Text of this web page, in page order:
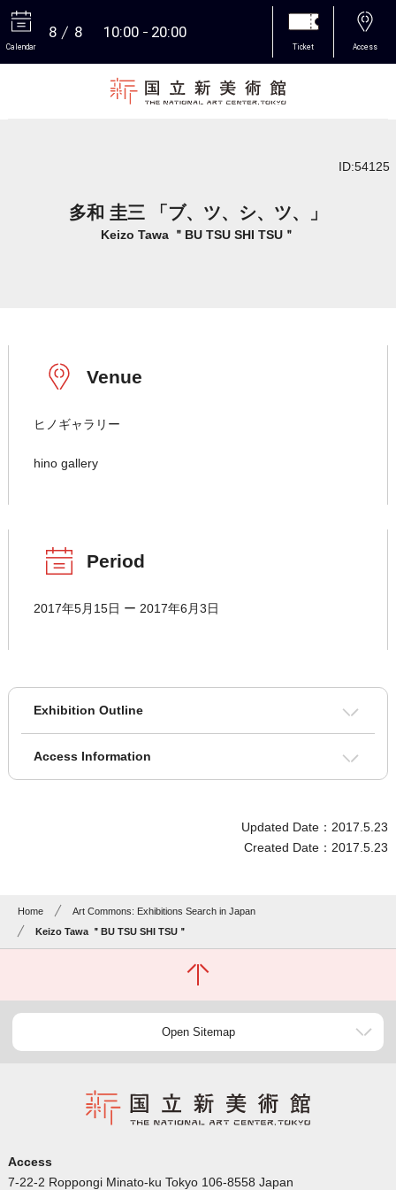
Calendar
8 8 10:00 20:00
Ticket Access
ID:54125
多和 圭三 「ブ、ツ、シ、ツ、」
Keizo Tawa ＂BU TSU SHI TSU＂
Venue
ヒノギャラリー
hino gallery
Period
2017年5月15日 ー 2017年6月3日
Exhibition Outline
Access Information
Updated Date：2017.5.23
Created Date：2017.5.23
Home
Art Commons: Exhibitions Search in Japan
Keizo Tawa ＂BU TSU SHI TSU＂
Open Sitemap
Access
7-22-2 Roppongi Minato-ku Tokyo 106-8558 Japan